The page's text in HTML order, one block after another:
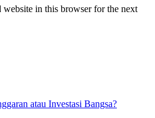
website in this browser for the next
atau Investasi Bangsa?